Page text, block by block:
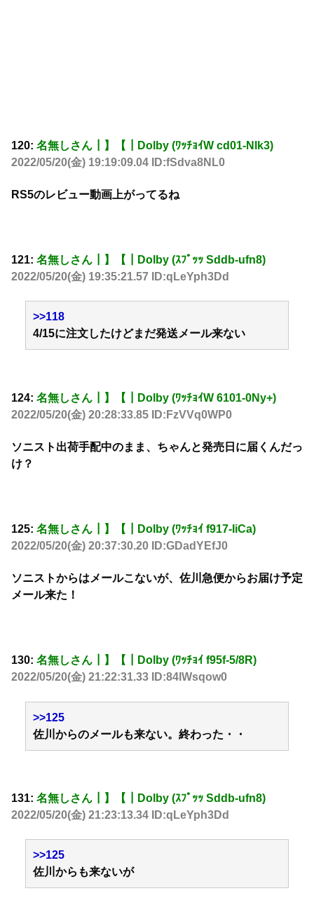
120: 名無しさん┃】【┃Dolby (ﾜｯﾁｮｲW cd01-Nlk3)
2022/05/20(金) 19:19:09.04 ID:fSdva8NL0
RS5のレビュー動画上がってるね
121: 名無しさん┃】【┃Dolby (ｽﾌﾟｯｯ Sddb-ufn8)
2022/05/20(金) 19:35:21.57 ID:qLeYph3Dd
>>118
4/15に注文したけどまだ発送メール来ない
124: 名無しさん┃】【┃Dolby (ﾜｯﾁｮｲW 6101-0Ny+)
2022/05/20(金) 20:28:33.85 ID:FzVVq0WP0
ソニスト出荷手配中のまま、ちゃんと発売日に届くんだっ
け？
125: 名無しさん┃】【┃Dolby (ﾜｯﾁｮｲ f917-IiCa)
2022/05/20(金) 20:37:30.20 ID:GDadYEfJ0
ソニストからはメールこないが、佐川急便からお届け予定
メール来た！
130: 名無しさん┃】【┃Dolby (ﾜｯﾁｮｲ f95f-5/8R)
2022/05/20(金) 21:22:31.33 ID:84lWsqow0
>>125
佐川からのメールも来ない。終わった・・
131: 名無しさん┃】【┃Dolby (ｽﾌﾟｯｯ Sddb-ufn8)
2022/05/20(金) 21:23:13.34 ID:qLeYph3Dd
>>125
佐川からも来ないが